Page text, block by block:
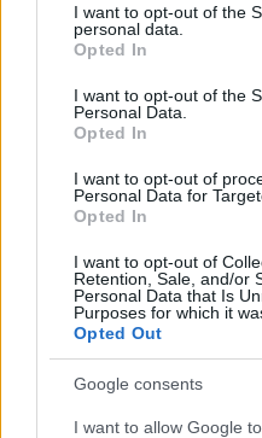
not limited to your visit or
grant or deny consent to
use your data for below
consent section.
I want to opt-out of the
personal data.
Opted In
I want to opt-out of the
Personal Data.
Opted In
I want to opt-out of
Personal Data for
Opted In
I want to opt-out of
Retention, Sale, and/or
Personal Data that Is
Purposes for which it
Opted Out
Google consents
I want to allow Google
Condividi l'articolo
F
a
ce
b
o
k
T
w
it
te
Pi
n
te
re
st
s
A
p
p
NOTIZIE RECENTI
Ristorante